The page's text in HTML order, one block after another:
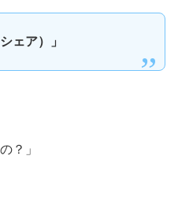
ェア）」
？」